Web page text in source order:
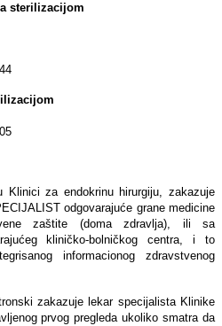
sterilizacijom
za endokrinu hirurgiju, zakazuje
odgovarajuće grane medicine
zaštite (doma zdravlјa), ili sa
kliničko-bolničkog centra, i to
informacionog zdravstvenog
zakazuje lekar specijalista Klinike
prvog pregleda ukoliko smatra da